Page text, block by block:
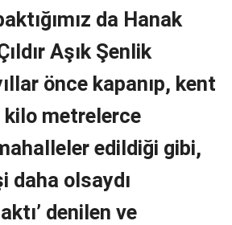
da Hanak
Aşık Şenlik
önce kapanıp, kent
kilo metrelerce
edildiği gibi,
daha olsaydı
denilen ve